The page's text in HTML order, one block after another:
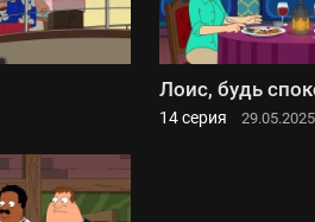
Лоис, будь
14 серия 29.05.2025